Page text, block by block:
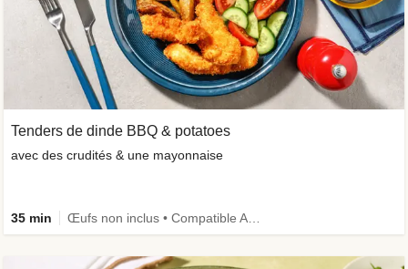
Tenders de dinde BBQ & potatoes
avec des crudités & une mayonnaise
35 min